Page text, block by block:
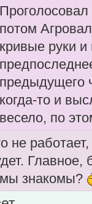
потом
кривые руки
предыдущего
когда-то и
весело, по
не
Главное,
знакомы?